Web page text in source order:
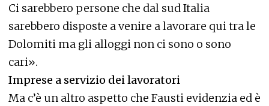
Ci sarebbero persone che dal sud Italia
sarebbero disposte a venire a lavorare qui tra le
Dolomiti ma gli alloggi non ci sono o sono
cari».
Imprese a servizio dei lavoratori
Ma c’è un altro aspetto che Fausti evidenzia ed è